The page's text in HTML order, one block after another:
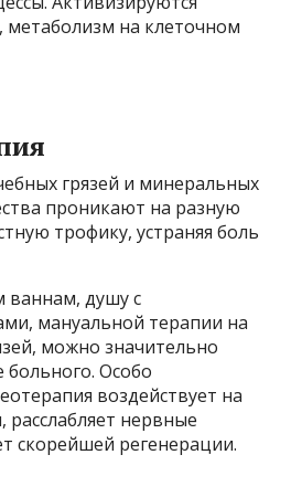
на клеточном
грязей и минеральных
проникают на разную
трофику, устраняя боль
ваннам, душу с
мануальной терапии на
можно значительно
больного. Особо
воздействует на
нервные
скорейшей регенерации.